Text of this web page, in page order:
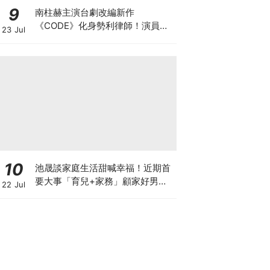
9
23 Jul
南柱赫主演台劇改編新作
《CODE》化身勢利律師！演員陣
10
22 Jul
池晟談家庭生活甜喊幸福！近期首
要大事「育兒+家務」顧家好男人